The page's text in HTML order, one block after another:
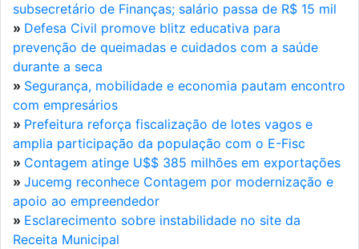
subsecretário de Finanças; salário passa de R$ 15 mil
» Defesa Civil promove blitz educativa para
prevenção de queimadas e cuidados com a saúde
durante a seca
» Segurança, mobilidade e economia pautam encontro
com empresários
» Prefeitura reforça fiscalização de lotes vagos e
amplia participação da população com o E-Fisc
» Contagem atinge U$$ 385 milhões em exportações
» Jucemg reconhece Contagem por modernização e
apoio ao empreendedor
» Esclarecimento sobre instabilidade no site da
Receita Municipal